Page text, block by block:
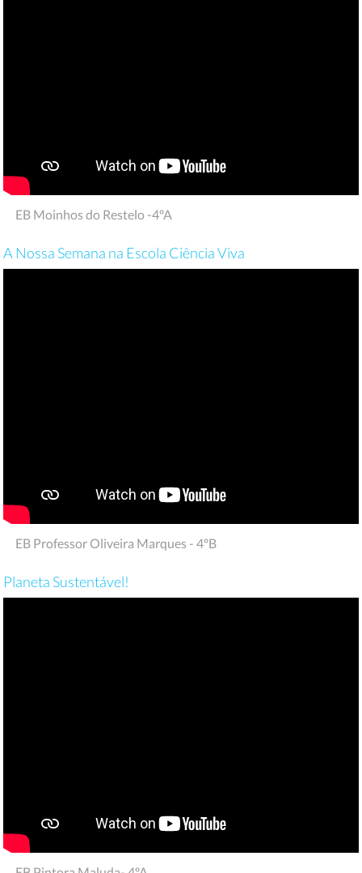
EB Moinhos do Restelo -4ºA
A Nossa Semana na Escola Ciência Viva
EB Professor Oliveira Marques - 4ºB
Planeta Sustentável!